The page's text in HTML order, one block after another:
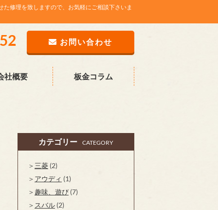
修理を致しますので、お気軽にご相談下さいま
お問い合わせ
社概要 板金コラム
カテゴリー CATEGORY
三菱 (2)
アウディ (1)
趣味、遊び (7)
スバル (2)